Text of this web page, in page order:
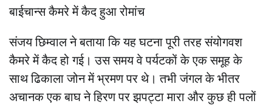
बाईचान्स कैमरे में कैद हुआ रोमांच
संजय छिम्वाल ने बताया कि यह घटना पूरी तरह संयोगवश
कैमरे में कैद हो गई। उस समय वे पर्यटकों के एक समूह के
साथ ढिकाला जोन में भ्रमण पर थे। तभी जंगल के भीतर
अचानक एक बाघ ने हिरण पर झपट्टा मारा और कुछ ही पलों